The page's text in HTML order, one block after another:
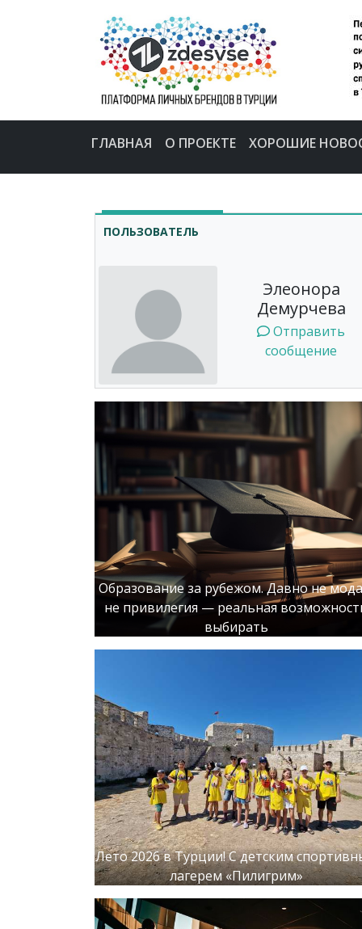
ГЛАВНАЯ О ПРОЕКТЕ ХОРОШИЕ
ПОЛЬЗОВАТЕЛЬ
Элеонора
Демурчева
Отправить
сообщение
Образование за рубежом. Давно не
не привилегия — реальная
выбирать
Лето 2026 в Турции! С детским
лагерем «Пилигрим»